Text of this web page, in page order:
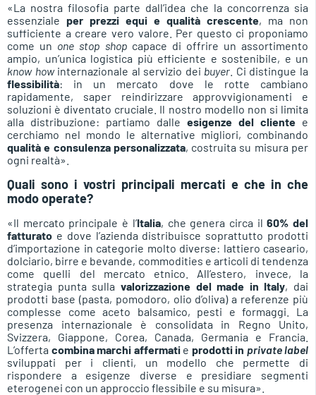
«La nostra filosofia parte dall’idea che la concorrenza sia
essenziale per prezzi equi e qualità crescente, ma non
sufficiente a creare vero valore. Per questo ci proponiamo
come un one stop shop capace di offrire un assortimento
ampio, un’unica logistica più efficiente e sostenibile, e un
know how internazionale al servizio dei buyer . Ci distingue la
flessibilità: in un mercato dove le rotte cambiano
rapidamente, saper reindirizzare approvvigionamenti e
soluzioni è diventato cruciale. Il nostro modello non si limita
alla distribuzione: partiamo dalle esigenze del cliente e
cerchiamo nel mondo le alternative migliori, combinando
qualità e consulenza personalizzata, costruita su misura per
ogni realtà».
Quali sono i vostri principali mercati e che in che
modo operate?
«Il mercato principale è l’Italia, che genera circa il60% del
fatturato e dove l’azienda distribuisce soprattutto prodotti
d’importazione in categorie molto diverse: lattiero caseario,
dolciario, birre e bevande, commodities e articoli di tendenza
come quelli del mercato etnico. All’estero, invece, la
strategia punta sulla valorizzazione del made in Italy, dai
prodotti base (pasta, pomodoro, olio d’oliva) a referenze più
complesse come aceto balsamico, pesti e formaggi. La
presenza internazionale è consolidata in Regno Unito,
Svizzera, Giappone, Corea, Canada, Germania e Francia.
L’offerta combina marchi affermati e prodotti in private label
sviluppati per i clienti, un modello che permette di
rispondere a esigenze diverse e presidiare segmenti
eterogenei con un approccio flessibile e su misura».